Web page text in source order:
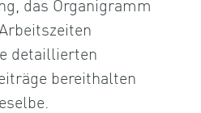
detaillierten
bereithalten